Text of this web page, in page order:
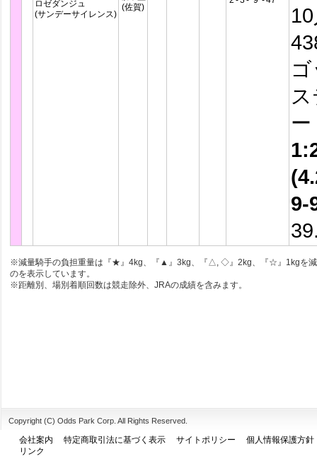
ロゼダンジュ
(サンデーサイレンス)
(佐賀)
9-
※減量騎手の負担重量は『★』4kg、『▲』3kg、『△, ◇』2kg、『☆』1kgを
のを表示しています。
※距離別、場別着順回数は競走除外、JRAの成績を含みます。
Copyright (C) Odds Park Corp. All Rights Reserved.
会社案内 特定商取引法に基づく表示 サイトポリシー
個人情報保護方針
リンク